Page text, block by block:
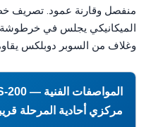
منفصل وقارنة عمود. تصريف
الميكانيكي يجلس في خرطوشة
وغلاف من السوبر دوبلكس
مركزي أحادية المرحلة